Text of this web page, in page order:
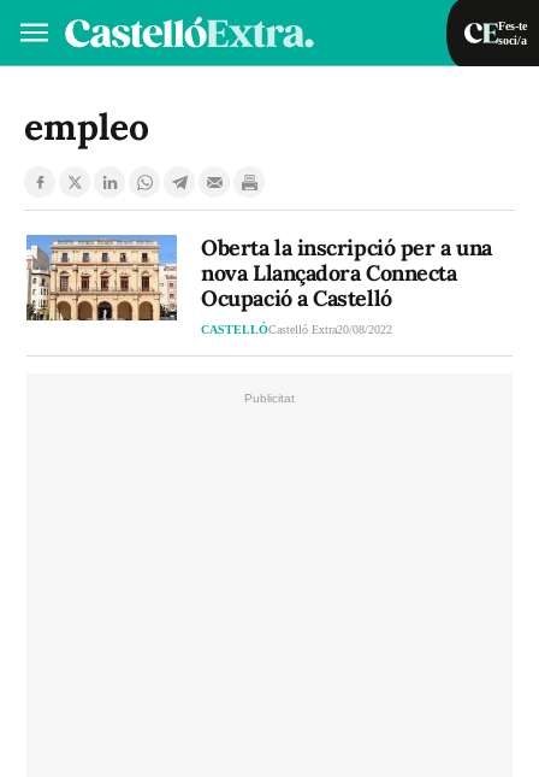
Fes-te
soci/a
VA
empleo
Oberta la inscripció per a una
nova Llançadora Connecta
Ocupació a Castelló
CASTELLÓCastelló Extra20/08/2022